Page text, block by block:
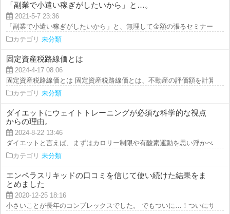
「副業で小遣い稼ぎがしたいから」と…。
2021-5-7 23:36
「副業で小遣い稼ぎがしたいから」と、無理して金額の張るセミナーに参
カテゴリ 未分類
固定資産税路線価とは
2024-4-17 08:06
固定資産税路線価とは 固定資産税路線価とは、不動産の評価額を計算す
カテゴリ 未分類
ダイエットにウェイトトレーニングが必須な科学的な視点
からの理由。
2024-8-22 13:46
ダイエットと言えば、まずはカロリー制限や有酸素運動を思い浮かべる方
カテゴリ 未分類
エンペラスリキッドの口コミを信じて使い続けた結果をま
とめました
2020-12-25 18:16
小さいことが長年のコンプレックスでした。 でもついに…！ついにサイ